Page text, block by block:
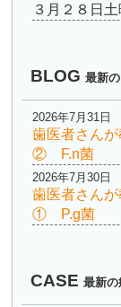
３月２８日
BLOG 最新
2026年7月31日
歯医者さん
② F.n菌
2026年7月30日
歯医者さん
① P.g菌
CASE 最新の